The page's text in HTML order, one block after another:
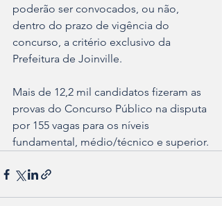
poderão ser convocados, ou não,
dentro do prazo de vigência do
concurso, a critério exclusivo da
Prefeitura de Joinville.
Mais de 12,2 mil candidatos fizeram as
provas do Concurso Público na disputa
por 155 vagas para os níveis
fundamental, médio/técnico e superior.